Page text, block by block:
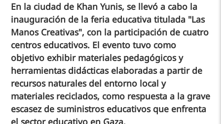
En la ciudad de Khan Yunis, se llevó a cabo la
inauguración de la feria educativa titulada "Las
Manos Creativas", con la participación de cuatro
centros educativos. El evento tuvo como
objetivo exhibir materiales pedagógicos y
herramientas didácticas elaboradas a partir de
recursos naturales del entorno local y
materiales reciclados, como respuesta a la grave
escasez de suministros educativos que enfrenta
el sector educativo en Gaza.